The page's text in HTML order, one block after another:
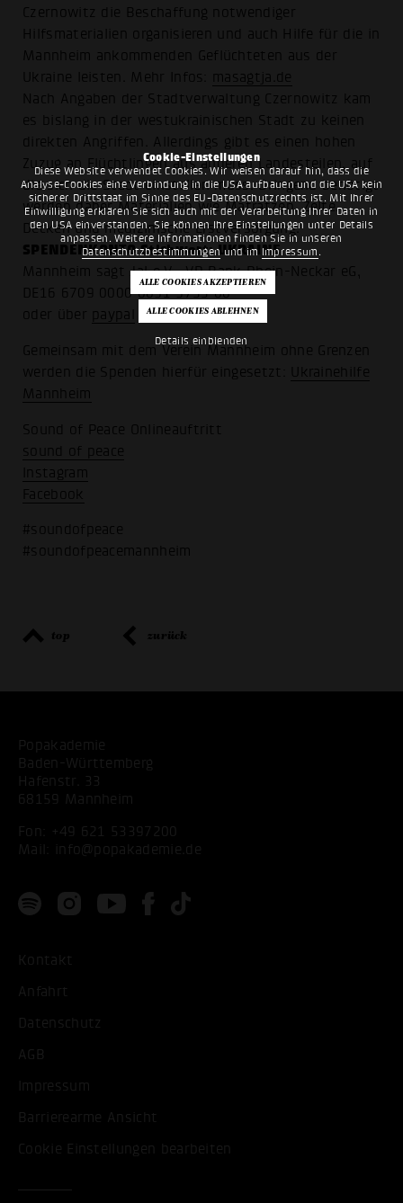
Cookie-Einstellungen
Diese Website verwendet Cookies. Wir weisen darauf hin, dass die
Analyse-Cookies eine Verbindung in die USA aufbauen und die USA kein
sicherer Drittstaat im Sinne des EU-Datenschutzrechts ist. Mit Ihrer
Einwilligung erklären Sie sich auch mit der Verarbeitung Ihrer Daten in
den USA einverstanden. Sie können Ihre Einstellungen unter Details
anpassen. Weitere Informationen finden Sie in unseren
Datenschutzbestimmungen und im Impressum .
Details einblenden
Czernowitz die Beschaffung notwendiger
Hilfsmaterialien organisieren und auch Hilfe für die in
Mannheim ankommenden Geflüchteten aus der
Ukraine leisten. Mehr Infos:
masagtja.de
Nach Angaben der Stadtverwaltung Czernowitz kam
es bislang in der westukrainischen Stadt zu keinen
direkten Angriffen. Allerdings gibt es einen hohen
Zuzug an Flüchtlingen aus anderen Landesteilen, auf
die sich die Stadt einstellen muss. Dringend benötigt
werden daher Materialien wie Matratzen, Zelte,
Decken und medizinische Erstversorgung.
SPENDENKONTO Stichwort: UKRAINE
Mannheim sagt Ja! e.V., VR Bank Rhein-Neckar eG,
DE16 6709 0000 0091 9753 00
oder über paypal
Gemeinsam mit dem Verein Mannheim ohne Grenzen
werden die Spenden hierfür eingesetzt: Ukrainehilfe
Mannheim
Sound of Peace Onlineauftritt
sound of peace
Instagram
Facebook
#soundofpeace
#soundofpeacemannheim
top zurück
Popakademie
Baden-Württemberg
Hafenstr. 33
68159 Mannheim
Fon:
+49 621 53397200
Mail:
info@popakademie.de
Kontakt
Anfahrt
Datenschutz
AGB
Impressum
Barrierearme Ansicht
Cookie Einstellungen bearbeiten